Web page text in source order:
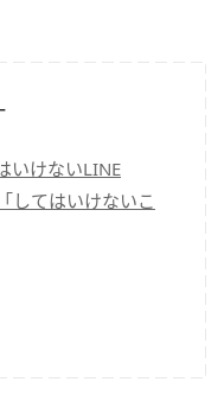
いけないLINE
してはいけないこ